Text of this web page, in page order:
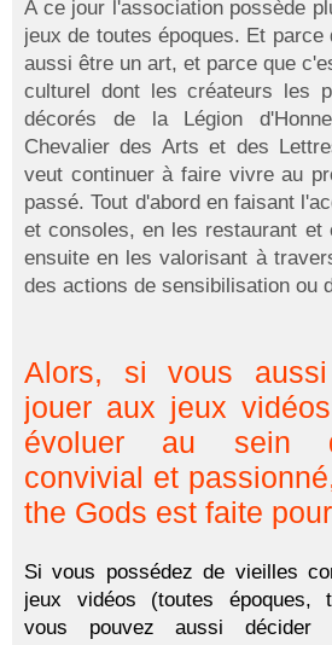
A ce jour l'association possède
jeux de toutes époques. Et parce
aussi être un art, et parce que
culturel dont les créateurs les
décorés de la Légion
Chevalier des Arts et des
veut continuer à faire vivre au
passé. Tout d'abord en faisant
et consoles, en les restaurant et
ensuite en les valorisant à
des actions de sensibilisation ou
Alors, si vous
jouer aux jeux
évoluer au sein
convivial et
the Gods est faite
Si vous possédez de vieilles
jeux vidéos (toutes époques,
vous pouvez aussi